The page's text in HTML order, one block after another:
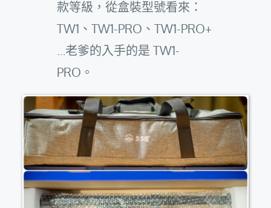
款等級，從盒裝型號看來：
TW1、TW1-PRO、TW1-PRO+
…老爹的入手的是 TW1-
PRO。